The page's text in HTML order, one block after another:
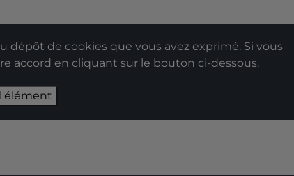
de cookies que vous avez exprimé. Si vous
accord en cliquant sur le bouton ci-dessous.